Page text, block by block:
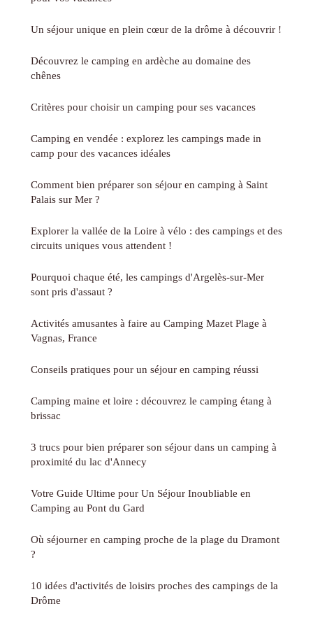
Un séjour unique en plein cœur de la drôme à découvrir !
Découvrez le camping en ardèche au domaine des
chênes
Critères pour choisir un camping pour ses vacances
Camping en vendée : explorez les campings made in
camp pour des vacances idéales
Comment bien préparer son séjour en camping à Saint
Palais sur Mer ?
Explorer la vallée de la Loire à vélo : des campings et des
circuits uniques vous attendent !
Pourquoi chaque été, les campings d'Argelès-sur-Mer
sont pris d'assaut ?
Activités amusantes à faire au Camping Mazet Plage à
Vagnas, France
Conseils pratiques pour un séjour en camping réussi
Camping maine et loire : découvrez le camping étang à
brissac
3 trucs pour bien préparer son séjour dans un camping à
proximité du lac d'Annecy
Votre Guide Ultime pour Un Séjour Inoubliable en
Camping au Pont du Gard
Où séjourner en camping proche de la plage du Dramont
?
10 idées d'activités de loisirs proches des campings de la
Drôme